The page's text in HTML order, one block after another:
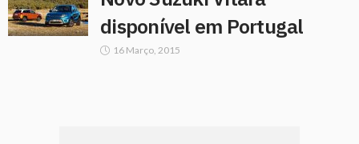
disponível em Portugal
16 Março, 2015